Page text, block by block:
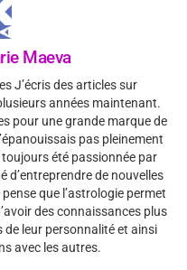
Maeva
J’écris des articles sur
années maintenant.
pour une grande marque de
pas pleinement
toujours été passionnée par
d’entreprendre de nouvelles
que l’astrologie permet
des connaissances plus
leur personnalité et ainsi
avec les autres.